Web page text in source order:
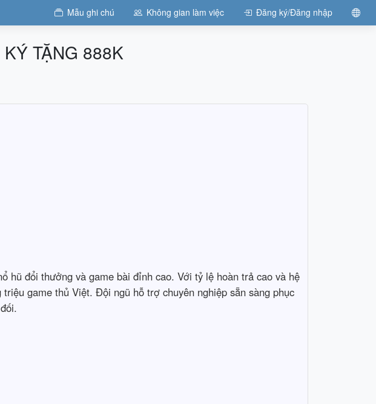
Mẫu ghi chú Không gian làm việc Đăng ký/Đăng nhập
TẶNG 888K
hũ đổi thưởng và game bài đỉnh cao. Với tỷ lệ hoàn trả cao và hệ
game thủ Việt. Đội ngũ hỗ trợ chuyên nghiệp sẵn sàng phục